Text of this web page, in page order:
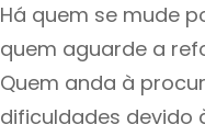
Há quem se mude
quem aguarde a
Quem anda à
dificuldades devido